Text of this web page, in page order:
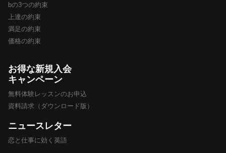
bの3つの約束
上達の約束
満足の約束
価格の約束
お得な新規入会
キャンペーン
無料体験レッスンのお申込
資料請求（ダウンロード版）
ニュースレター
恋と仕事に効く英語